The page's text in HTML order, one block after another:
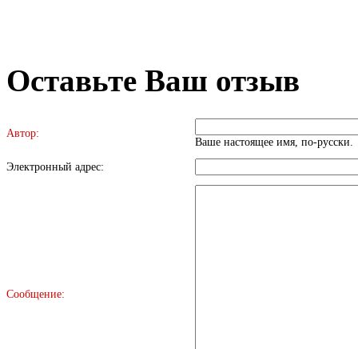
Оставьте Ваш отзыв
Автор:
Ваше настоящее имя, по-русски.
Электронный адрес:
Сообщение: